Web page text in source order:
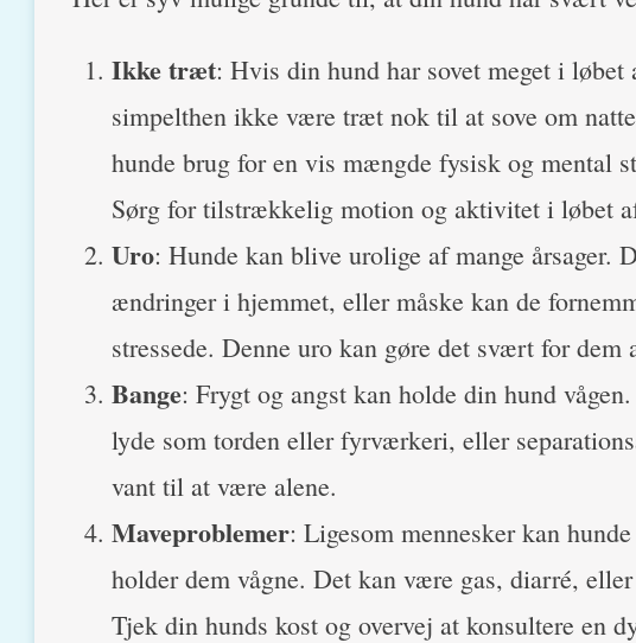
Ikke træt: Hvis din hund har sovet meget i løbet
simpelthen ikke være træt nok til at sove om
hunde brug for en vis mængde fysisk og mental
Sørg for tilstrækkelig motion og aktivitet i løbet
Uro: Hunde kan blive urolige af mange årsager.
ændringer i hjemmet, eller måske kan de
stressede. Denne uro kan gøre det svært for dem
Bange: Frygt og angst kan holde din hund
lyde som torden eller fyrværkeri, eller
vant til at være alene.
Maveproblemer: Ligesom mennesker kan
holder dem vågne. Det kan være gas, diarré,
Tjek din hunds kost og overvej at konsultere en